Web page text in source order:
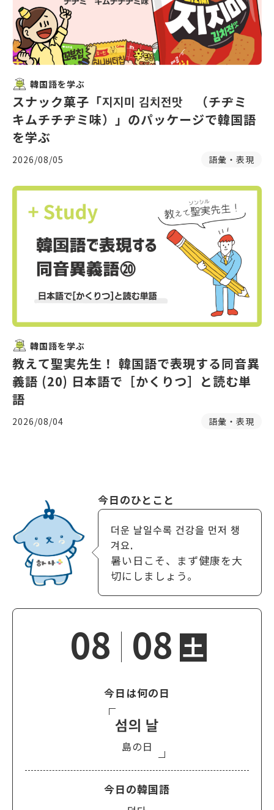
韓国語を学ぶ
スナック菓子「지지미 김치전맛 （チヂミ
キムチチヂミ味）」のパッケージで韓国語
を学ぶ
2026/08/05 語彙・表現
韓国語を学ぶ
教えて聖実先生！ 韓国語で表現する同音異
義語 (20) 日本語で［かくりつ］と読む単
語
2026/08/04 語彙・表現
今日のひとこと
더운 날일수록 건강을 먼저 챙
겨요.
暑い日こそ、まず健康を大
切にしましょう。
08 08 土
今日は何の日
섬의 날
島の日
今日の韓国語